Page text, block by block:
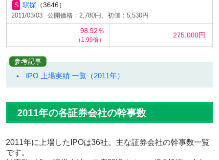
駅探 （3646）
2011/03/03 公開価格：2,780円、初値：5,530円
98.92％
（1.99倍）
275,000円
参考記事
IPO 上場実績 一覧（2011年）
2011年の各証券会社の幹事数
2011年に上場したIPOは36社。主な証券会社の幹事数一覧
です。